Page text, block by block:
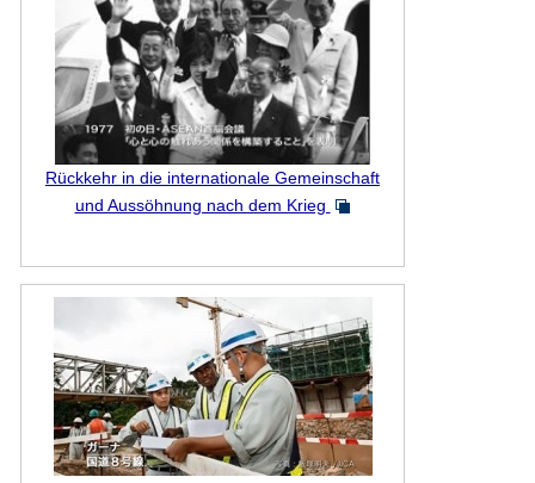
Rückkehr in die internationale Gemeinschaft
und Aussöhnung nach dem Krieg